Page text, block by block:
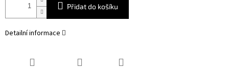
Přidat do košíku
Detailní informace